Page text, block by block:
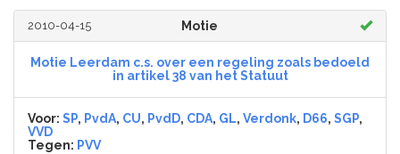
2010-04-15 Motie
Motie Leerdam c.s. over een regeling zoals bedoeld
in artikel 38 van het Statuut
Voor: SP, PvdA, CU, PvdD, CDA, GL, Verdonk, D66, SGP,
VVD
Tegen: PVV